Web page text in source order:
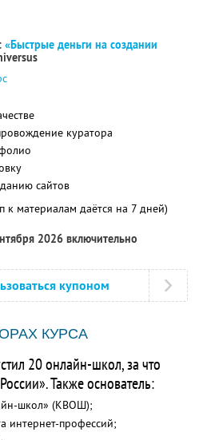
«Быстрые деньги на создании
куратора
сайтов
к материалам даётся на 7 дней)
2026 включительно
купоном
КУРСА
20 онлайн-школ, за что
Также основатель:
школ» (КВОШ);
интернет-профессий;